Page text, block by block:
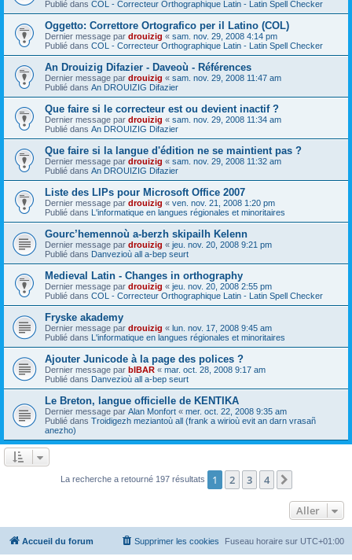
Publié dans COL - Correcteur Orthographique Latin - Latin Spell Checker
Oggetto: Correttore Ortografico per il Latino (COL)
Dernier message par drouizig « sam. nov. 29, 2008 4:14 pm
Publié dans COL - Correcteur Orthographique Latin - Latin Spell Checker
An Drouizig Difazier - Daveoù - Références
Dernier message par drouizig « sam. nov. 29, 2008 11:47 am
Publié dans An DROUIZIG Difazier
Que faire si le correcteur est ou devient inactif ?
Dernier message par drouizig « sam. nov. 29, 2008 11:34 am
Publié dans An DROUIZIG Difazier
Que faire si la langue d'édition ne se maintient pas ?
Dernier message par drouizig « sam. nov. 29, 2008 11:32 am
Publié dans An DROUIZIG Difazier
Liste des LIPs pour Microsoft Office 2007
Dernier message par drouizig « ven. nov. 21, 2008 1:20 pm
Publié dans L'informatique en langues régionales et minoritaires
Gourc’hemennoù a-berzh skipailh Kelenn
Dernier message par drouizig « jeu. nov. 20, 2008 9:21 pm
Publié dans Danvezioù all a-bep seurt
Medieval Latin - Changes in orthography
Dernier message par drouizig « jeu. nov. 20, 2008 2:55 pm
Publié dans COL - Correcteur Orthographique Latin - Latin Spell Checker
Fryske akademy
Dernier message par drouizig « lun. nov. 17, 2008 9:45 am
Publié dans L'informatique en langues régionales et minoritaires
Ajouter Junicode à la page des polices ?
Dernier message par bIBAR « mar. oct. 28, 2008 9:17 am
Publié dans Danvezioù all a-bep seurt
Le Breton, langue officielle de KENTIKA
Dernier message par Alan Monfort « mer. oct. 22, 2008 9:35 am
Publié dans Troidigezh meziantoù all (frank a wirioù evit an darn vrasañ
anezho)
La recherche a retourné 197 résultats 1 2 3 4
Aller
Accueil du forum Fuseau horaire sur UTC+01:00
Supprimer les cookies